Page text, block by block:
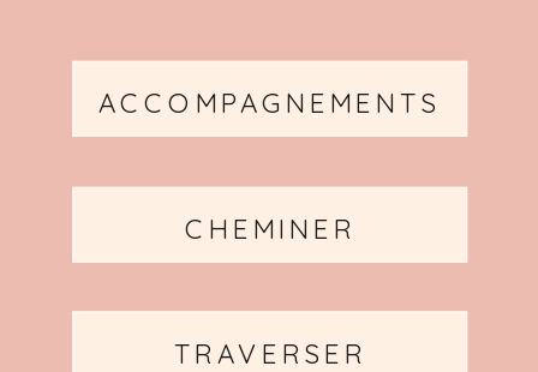
ACCOMPAGNEMENTS
CHEMINER
TRAVERSER